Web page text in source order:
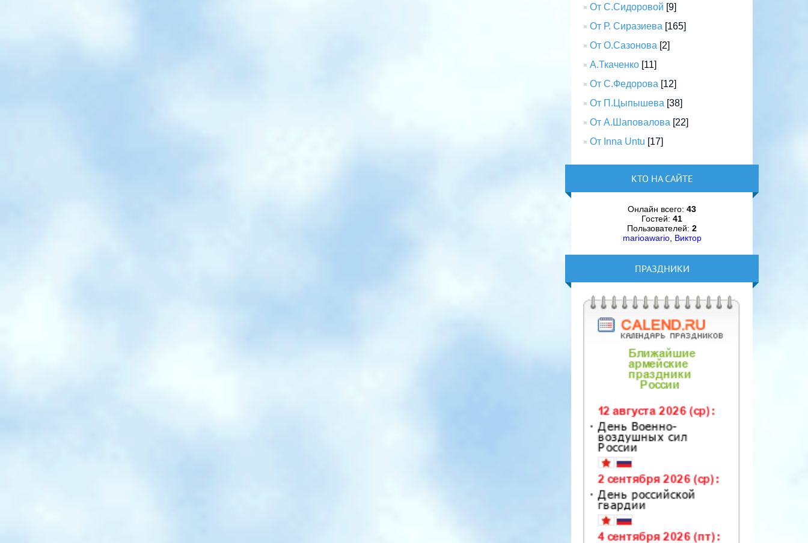
От С.Сидоровой [9]
От Р. Сиразиева [165]
От О.Сазонова [2]
А.Ткаченко [11]
От С.Федорова [12]
От П.Цыпышева [38]
От А.Шаповалова [22]
От Inna Untu [17]
КТО НА САЙТЕ
Онлайн всего:43
Гостей:41
Пользователей:2
marioawario, Виктор
ПРАЗДНИКИ